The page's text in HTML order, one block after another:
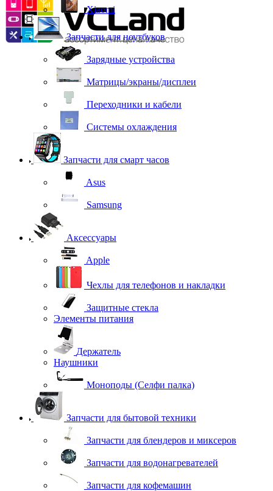
Xiaomi
Запчасти для ноутбуков
Зарядные устройства
Матрицы/экраны/дисплеи
Переходники и кабели
Системы охлаждения
Запчасти для смарт часов
Asus
Samsung
Аксессуары
Apple
Чехлы для телефонов и накладки
Защитные стекла
Элементы питания
Держатель
Наушники
Моноподы (Селфи палка)
Запчасти для бытовой техники
Запчасти для блендеров и миксеров
Запчасти для водонагревателей
Запчасти для кофемашин